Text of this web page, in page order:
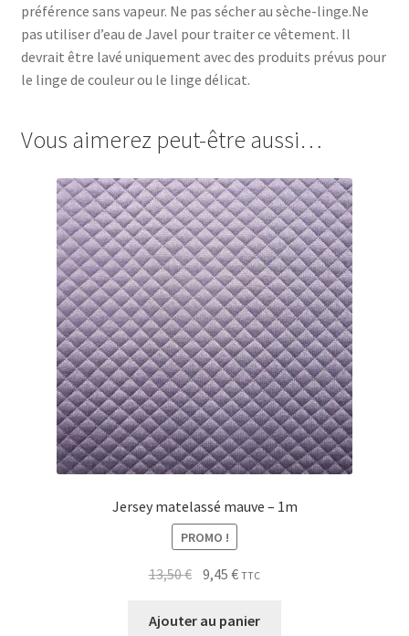
préférence sans vapeur. Ne pas sécher au sèche-linge.Ne
pas utiliser d’eau de Javel pour traiter ce vêtement. Il
devrait être lavé uniquement avec des produits prévus pour
le linge de couleur ou le linge délicat.
Vous aimerez peut-être aussi…
Jersey matelassé mauve – 1m
PROMO !
13,50€ Le
initial
9,45€Le
actuel
TTC
Ajouter au panier